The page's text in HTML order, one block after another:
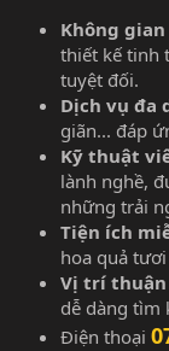
Không
thiết kế tinh
tuyệt đối.
Dịch vụ đa
giãn... đáp
Kỹ thuật
lành nghề,
những trải
Tiện ích
hoa quả
Vị trí
dễ dàng tìm
Điện thoại